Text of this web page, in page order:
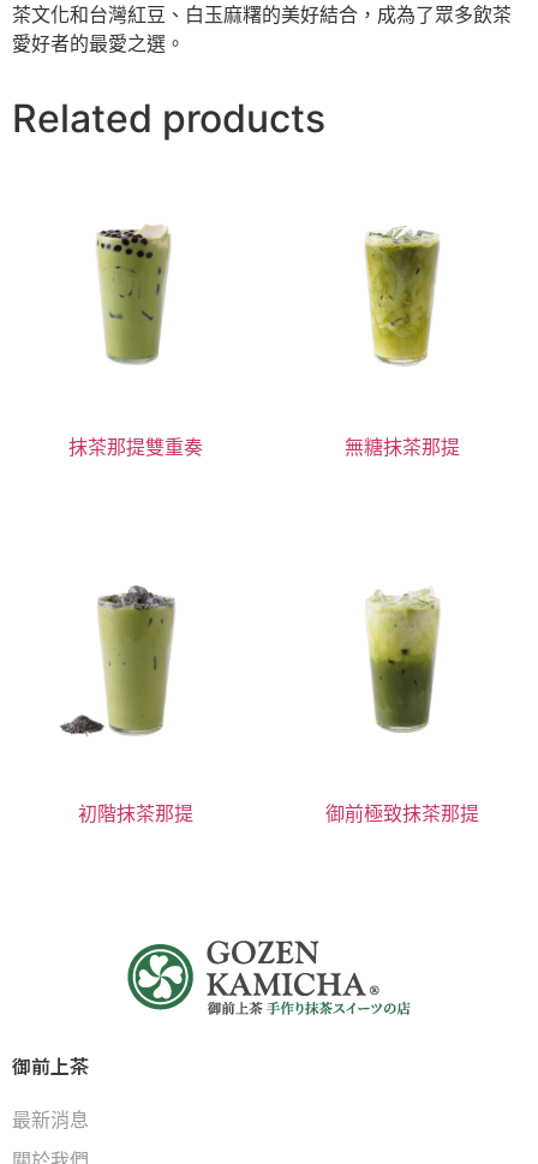
茶文化和台灣紅豆、白玉麻糬的美好結合，成為了眾多飲茶
愛好者的最愛之選。
Related products
抹茶那提雙重奏 無糖抹茶那提
初階抹茶那提 御前極致抹茶那提
御前上茶
最新消息